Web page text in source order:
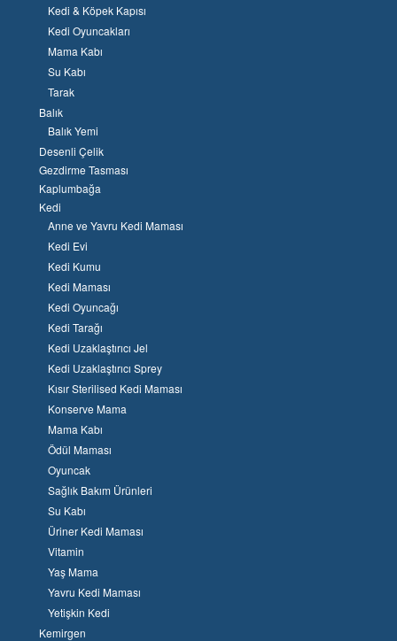
Kedi & Köpek Kapısı
Kedi Oyuncakları
Mama Kabı
Su Kabı
Tarak
Balık
Balık Yemi
Desenli Çelik
Gezdirme Tasması
Kaplumbağa
Kedi
Anne ve Yavru Kedi Maması
Kedi Evi
Kedi Kumu
Kedi Maması
Kedi Oyuncağı
Kedi Tarağı
Kedi Uzaklaştırıcı Jel
Kedi Uzaklaştırıcı Sprey
Kısır Sterilised Kedi Maması
Konserve Mama
Mama Kabı
Ödül Maması
Oyuncak
Sağlık Bakım Ürünleri
Su Kabı
Üriner Kedi Maması
Vitamin
Yaş Mama
Yavru Kedi Maması
Yetişkin Kedi
Kemirgen